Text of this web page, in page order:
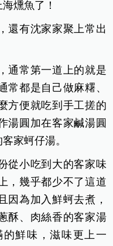
燻魚了！
還有沈家家聚上常出
通常第一道上的就是
常都是自己做麻糬、
方便就吃到手工搓的
湯圓加在客家鹹湯圓
家蚵仔湯。
從小吃到大的客家味
，幾乎都少不了這道
因為加入鮮蚵去煮，
酥、肉絲香的客家湯
鮮味，滋味更上一